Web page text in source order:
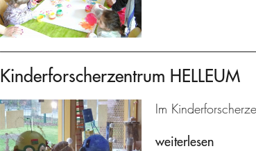
Kinderforscherzentrum HELLEUM
Im
weiterlesen